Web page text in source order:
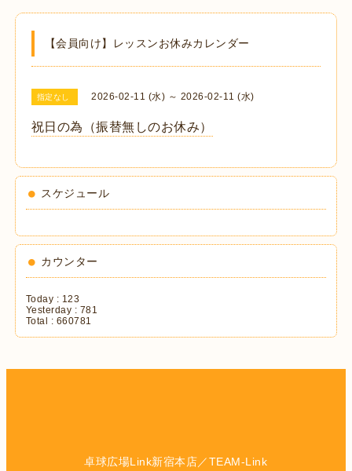
【会員向け】レッスンお休みカレンダー
指定なし 2026-02-11 (水) ～ 2026-02-11 (水)
祝日の為（振替無しのお休み）
スケジュール
カウンター
Today : 123
Yesterday : 781
Total : 660781
卓球広場Link新宿本店／TEAM-Link